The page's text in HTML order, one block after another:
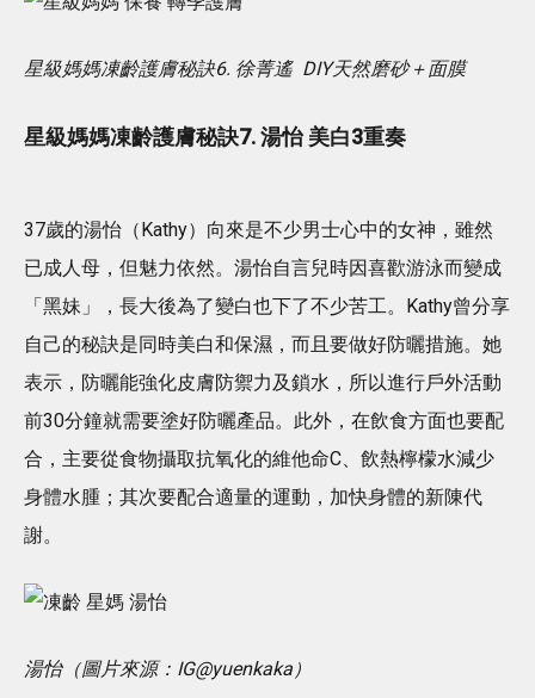
星級媽媽凍齡護膚秘訣6. 徐菁遙 DIY天然磨砂＋面膜
星級媽媽凍齡護膚秘訣7. 湯怡 美白3重奏
37歲的湯怡（Kathy）向來是不少男士心中的女神，雖然
已成人母，但魅力依然。湯怡自言兒時因喜歡游泳而變成
「黑妹」，長大後為了變白也下了不少苦工。Kathy曾分享
自己的秘訣是同時美白和保濕，而且要做好防曬措施。她
表示，防曬能強化皮膚防禦力及鎖水，所以進行戶外活動
前30分鐘就需要塗好防曬產品。此外，在飲食方面也要配
合，主要從食物攝取抗氧化的維他命C、飲熱檸檬水減少
身體水腫；其次要配合適量的運動，加快身體的新陳代
謝。
湯怡（圖片來源：IG@yuenkaka）